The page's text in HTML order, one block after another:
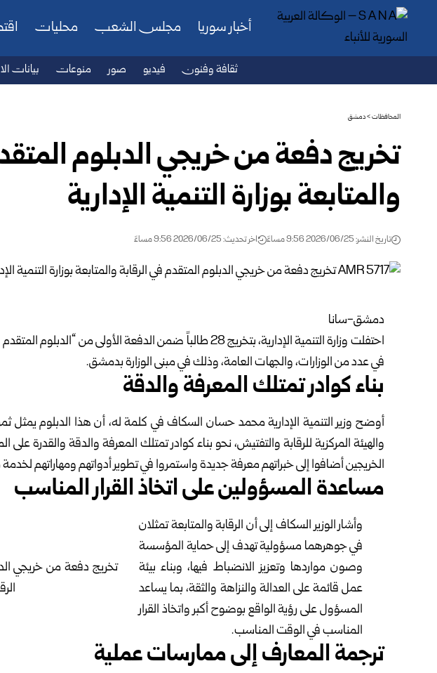
أخبار سوريا مجلس الشعب محليات
ثقافة وفنون فيديو صور منوعات بيانات
المحافظات>دمشق
تخريج دفعة من خريجي الدبلوم
والمتابعة بوزارة التنمية الإدارية
تاريخ النشر: 2026/06/25 9:56 مساءً اخر تحديث: 2026/06/25 9:56 مساءً
دمشق-سانا
احتفلت وزارة التنمية الإدارية
، بتخريج 28 طالباً ضمن الدفعة الأولى من “الدبلوم
في عدد من الوزارات، والجهات العامة، وذلك في مبنى الوزارة بدمشق.
بناء كوادر تمتلك المعرفة والدقة
أوضح وزير التنمية الإدارية محمد حسان السكاف في كلمة له، أن هذا الدبلوم يمثل ثمرة
والهيئة المركزية للرقابة والتفتيش، نحو بناء كوادر تمتلك المعرفة والدقة والقدرة على
الخريجين أضافوا إلى خبراتهم معرفة جديدة واستمروا في تطوير أدواتهم ومهاراتهم
مساعدة المسؤولين على اتخاذ القرار المناسب
وأشار الوزير السكاف إلى أن الرقابة والمتابعة تمثلان
في جوهرهما مسؤولية تهدف إلى حماية المؤسسة
وصون مواردها وتعزيز الانضباط فيها، وبناء بيئة
عمل قائمة على العدالة والنزاهة والثقة، بما يساعد
المسؤول على رؤية الواقع بوضوح أكبر واتخاذ القرار
المناسب في الوقت المناسب.
ترجمة المعارف إلى ممارسات عملية